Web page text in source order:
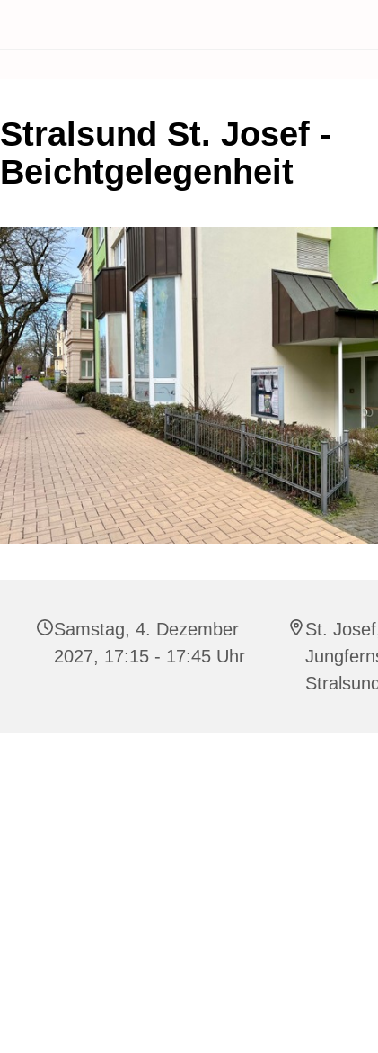
Stralsund St. Josef -
Beichtgelegenheit
Samstag, 4. Dezember
2027, 17:15 - 17:45 Uhr
St.
Stralsund